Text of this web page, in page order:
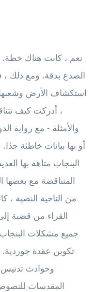
نعم ، كانت هناك
الصدع بدقة. ومع ذلك
استكشاف الأرض وشعبها.
، أدركت كيف
والأمثلة - مع رواية
أو بها بيانات خاطئة جدًا.
البنجاب متاهة بها
المتناقضة مع بعضها
من الناحية النصية ،
القراء من قضية
جميع مشكلات
تكوين عقدة
المقدسات